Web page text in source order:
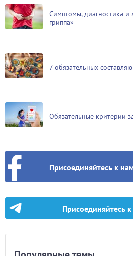
Симптомы, диагностика и
гриппа»
7 обязательных
Обязательные критерии
Присоединяйтесь к
Присоединяйтесь